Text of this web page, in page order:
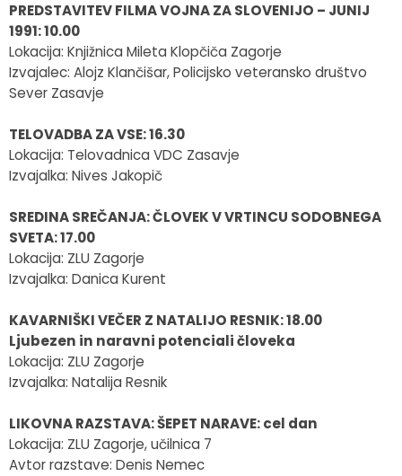
PREDSTAVITEV FILMA VOJNA ZA SLOVENIJO – JUNIJ
1991: 10.00
Lokacija: Knjižnica Mileta Klopčiča Zagorje
Izvajalec: Alojz Klančišar, Policijsko veteransko društvo
Sever Zasavje
TELOVADBA ZA VSE: 16.30
Lokacija: Telovadnica VDC Zasavje
Izvajalka: Nives Jakopič
SREDINA SREČANJA: ČLOVEK V VRTINCU SODOBNEGA
SVETA: 17.00
Lokacija: ZLU Zagorje
Izvajalka: Danica Kurent
KAVARNIŠKI VEČER Z NATALIJO RESNIK: 18.00
Ljubezen in naravni potenciali človeka
Lokacija: ZLU Zagorje
Izvajalka: Natalija Resnik
LIKOVNA RAZSTAVA: ŠEPET NARAVE: cel dan
Lokacija: ZLU Zagorje, učilnica 7
Avtor razstave: Denis Nemec